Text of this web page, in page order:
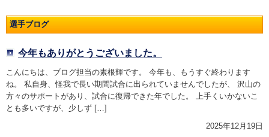
選手ブログ
今年もありがとうございました。
こんにちは、ブログ担当の素根輝です。 今年も、もうすぐ終わります
ね。 私自身、怪我で長い期間試合に出られていませんでしたが、 沢山の
方々のサポートがあり、試合に復帰できた年でした。 上手くいかないこ
とも多いですが、少しず […]
2025年12月19日